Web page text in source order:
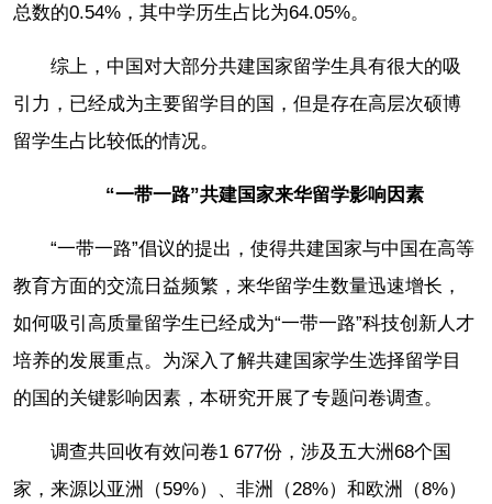
总数的0.54%，其中学历生占比为64.05%。
综上，中国对大部分共建国家留学生具有很大的吸
引力，已经成为主要留学目的国，但是存在高层次硕博
留学生占比较低的情况。
“一带一路”共建国家来华留学影响因素
“一带一路”倡议的提出，使得共建国家与中国在高等
教育方面的交流日益频繁，来华留学生数量迅速增长，
如何吸引高质量留学生已经成为“一带一路”科技创新人才
培养的发展重点。为深入了解共建国家学生选择留学目
的国的关键影响因素，本研究开展了专题问卷调查。
调查共回收有效问卷1 677份，涉及五大洲68个国
家，来源以亚洲（59%）、非洲（28%）和欧洲（8%）